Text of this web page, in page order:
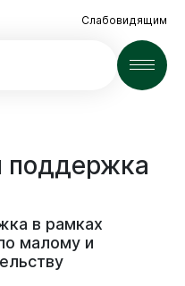
Слабовидящим
поддержка
в рамках
малому и